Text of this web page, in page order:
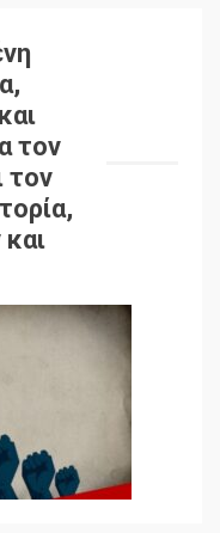
τον
τον
από το
Η μεγάλη
ο έλεγχος των
σοσιαλιστικής